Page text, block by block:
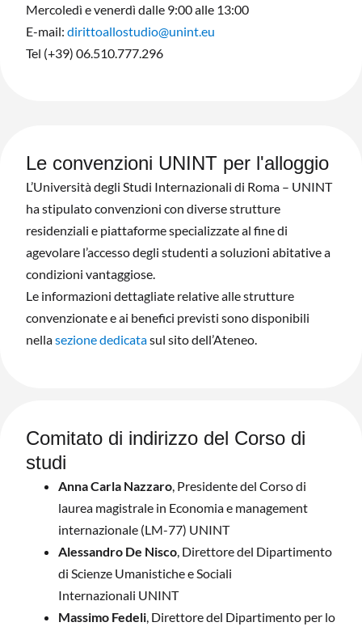
Mercoledì e venerdì dalle 9:00 alle 13:00
E-mail: dirittoallostudio@unint.eu
Tel (+39) 06.510.777.296
Le convenzioni UNINT per l'alloggio
L’Università degli Studi Internazionali di Roma – UNINT
ha stipulato convenzioni con diverse strutture
residenziali e piattaforme specializzate al fine di
agevolare l’accesso degli studenti a soluzioni abitative a
condizioni vantaggiose.
Le informazioni dettagliate relative alle strutture
convenzionate e ai benefici previsti sono disponibili
nellasezione dedicatasul sito dell’Ateneo.
Comitato di indirizzo del Corso di
studi
Anna Carla Nazzaro , Presidente del Corso di
laurea magistrale in Economia e management
internazionale (LM-77) UNINT
Alessandro De Nisco , Direttore del Dipartimento
di Scienze Umanistiche e Sociali
Internazionali UNINT
Massimo Fedeli , Direttore del Dipartimento per lo